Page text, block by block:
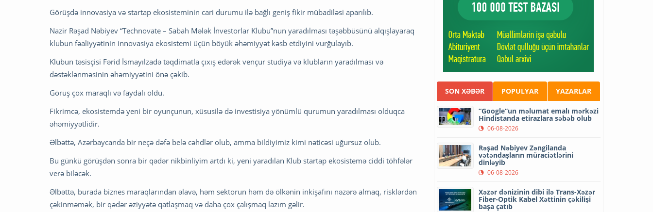
Görüşdə innovasiya və startap ekosisteminin cari durumu ilə bağlı geniş fikir mübadiləsi aparılıb.
Nazir Rəşad Nəbiyev “Technovate – Sabah Mələk İnvestorlar Klubu”nun yaradılması təşəbbüsünü alqışlayaraq
klubun fəaliyyətinin innovasiya ekosistemi üçün böyük əhəmiyyət kəsb etdiyini vurğulayıb.
Klubun təsisçisi Fərid İsmayılzadə təqdimatla çıxış edərək vençur studiya və klubların yaradılması və
dəstəklənməsinin əhəmiyyətini önə çəkib.
Görüş çox maraqlı və faydalı oldu.
Fikrimcə, ekosistemdə yeni bir oyunçunun, xüsusilə də investisiya yönümlü qurumun yaradılması olduqca
əhəmiyyətlidir.
Əlbəttə, Azərbaycanda bir neçə dəfə belə cəhdlər olub, amma bildiyimiz kimi nəticəsi uğursuz olub.
Bu günkü görüşdən sonra bir qədər nikbinliyim artdı ki, yeni yaradılan Klub startap ekosistemə ciddi töhfələr
verə biləcək.
Əlbəttə, burada biznes maraqlarından əlavə, həm sektorun həm də ölkənin inkişafını nəzərə almaq, risklərdən
çəkinməmək, bir qədər əziyyətə qatlaşmaq və daha çox çalışmaq lazım gəlir.
SON XƏBƏR POPULYAR YAZARLAR
“Google”un məlumat emalı mərkəzi
Hindistanda etirazlara səbəb olub
06-08-2026
Rəşad Nəbiyev Zəngilanda
vətəndaşların müraciətlərini
dinləyib
06-08-2026
Xəzər dənizinin dibi ilə Trans-Xəzər
Fiber-Optik Kabel Xəttinin çəkilişi
başa çatıb